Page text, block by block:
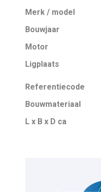
Merk / model
Bouwjaar
Motor
Ligplaats
Referentiecode
Bouwmateriaal
L x B x D ca